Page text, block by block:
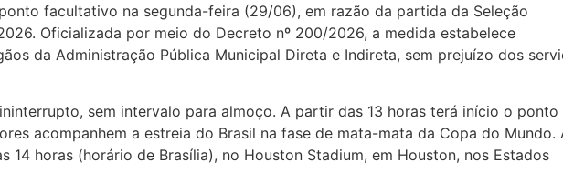
facultativo na segunda-feira (29/06), em razão da partida da Seleção
Oficializada por meio do Decreto nº 200/2026, a medida estabelece
da Administração Pública Municipal Direta e Indireta, sem prejuízo dos
sem intervalo para almoço. A partir das 13 horas terá início o ponto
acompanhem a estreia do Brasil na fase de mata-mata da Copa do Mundo.
14 horas (horário de Brasília), no Houston Stadium, em Houston, nos Estados